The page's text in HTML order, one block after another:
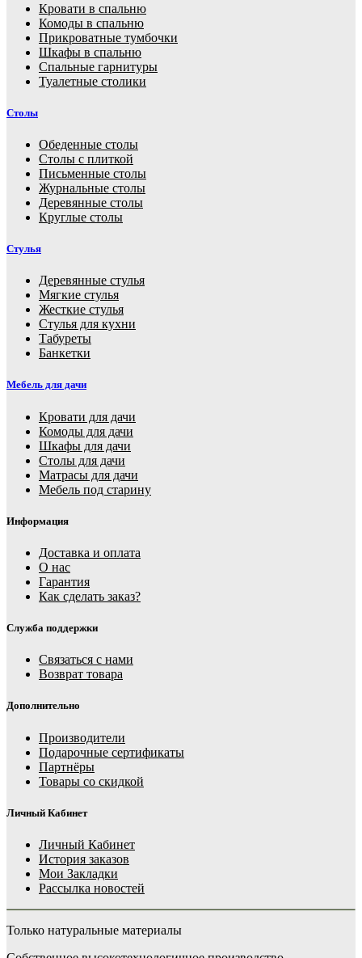
Кровати в спальню
Комоды в спальню
Прикроватные тумбочки
Шкафы в спальню
Спальные гарнитуры
Туалетные столики
Столы
Обеденные столы
Столы с плиткой
Письменные столы
Журнальные столы
Деревянные столы
Круглые столы
Стулья
Деревянные стулья
Мягкие стулья
Жесткие стулья
Стулья для кухни
Табуреты
Банкетки
Мебель для дачи
Кровати для дачи
Комоды для дачи
Шкафы для дачи
Столы для дачи
Матрасы для дачи
Мебель под старину
Информация
Доставка и оплата
О нас
Гарантия
Как сделать заказ?
Служба поддержки
Связаться с нами
Возврат товара
Дополнительно
Производители
Подарочные сертификаты
Партнёры
Товары со скидкой
Личный Кабинет
Личный Кабинет
История заказов
Мои Закладки
Рассылка новостей
Только натуральные материалы